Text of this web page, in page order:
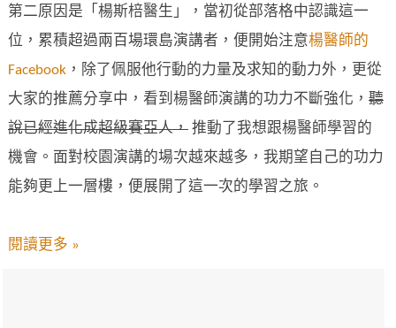
第二原因是「楊斯棓醫生」，當初從部落格中認識這一
位，累積超過兩百場環島演講者，便開始注意楊醫師的
Facebook ，除了佩服他行動的力量及求知的動力外，更從
大家的推薦分享中，看到楊醫師演講的功力不斷強化， 聽
說已經進化成超級賽亞人， 推動了我想跟楊醫師學習的
機會。面對校園演講的場次越來越多，我期望自己的功力
能夠更上一層樓，便展開了這一次的學習之旅。
閱讀更多 »